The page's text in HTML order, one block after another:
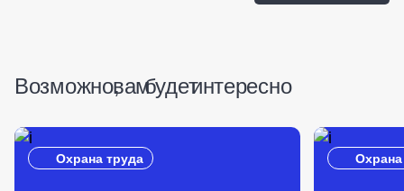
Возможно, вам будет интересно
Охрана труда Охрана